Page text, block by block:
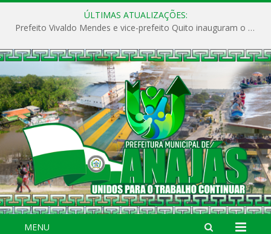
ÚLTIMAS ATUALIZAÇÕES:
Prefeito Vivaldo Mendes e vice-prefeito Quito inauguram o CAPS e fortalecem a saúde pública em Anajás.
MENU